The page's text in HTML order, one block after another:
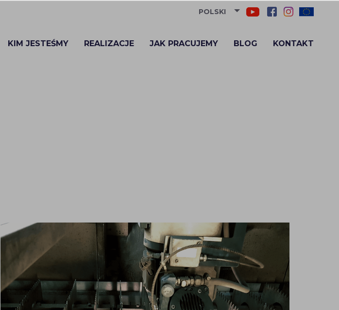
KIM JESTEŚMY REALIZACJE JAK PRACUJEMY BLOG KONTAKT
POLSKI